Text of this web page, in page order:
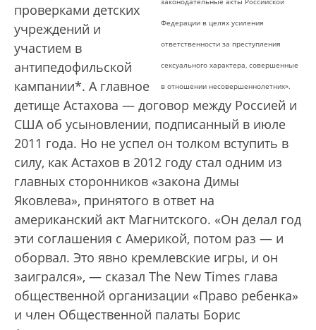
Федерации в целях усиления
ответственности за преступления
сексуального характера, совершенные
в отношении несовершеннолетних».
проверками детских
учреждений и
участием в
антипедофильской
кампании*. А главное
детище Астахова — договор между Россией и
США об усыновлении, подписанный в июле
2011 года. Но не успел он толком вступить в
силу, как Астахов в 2012 году стал одним из
главных сторонников «закона Димы
Яковлева», принятого в ответ на
американский акт Магнитского. «Он делал год
эти соглашения с Америкой, потом раз — и
оборвал. Это явно кремлевские игры, и он
заигрался», — сказал The New Times глава
общественной организации «Право ребенка»
и член Общественной палаты Борис